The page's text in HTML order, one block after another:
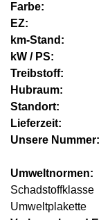
Farbe:
EZ:
km-Stand:
kW / PS:
Treibstoff:
Hubraum:
Standort:
Lieferzeit:
Unsere Nummer:
Umweltnormen:
Schadstoffklasse
Umweltplakette